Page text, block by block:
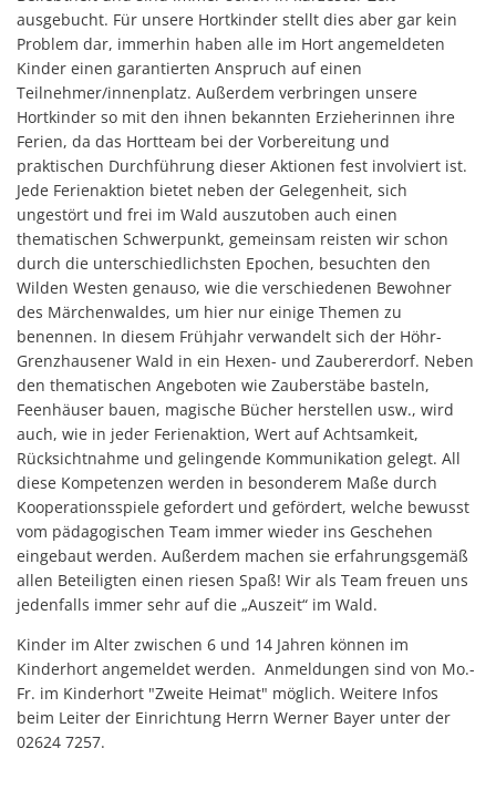
ausgebucht. Für unsere Hortkinder stellt dies aber gar kein
Problem dar, immerhin haben alle im Hort angemeldeten
Kinder einen garantierten Anspruch auf einen
Teilnehmer/innenplatz. Außerdem verbringen unsere
Hortkinder so mit den ihnen bekannten Erzieherinnen ihre
Ferien, da das Hortteam bei der Vorbereitung und
praktischen Durchführung dieser Aktionen fest involviert ist.
Jede Ferienaktion bietet neben der Gelegenheit, sich
ungestört und frei im Wald auszutoben auch einen
thematischen Schwerpunkt, gemeinsam reisten wir schon
durch die unterschiedlichsten Epochen, besuchten den
Wilden Westen genauso, wie die verschiedenen Bewohner
des Märchenwaldes, um hier nur einige Themen zu
benennen. In diesem Frühjahr verwandelt sich der Höhr-
Grenzhausener Wald in ein Hexen- und Zaubererdorf. Neben
den thematischen Angeboten wie Zauberstäbe basteln,
Feenhäuser bauen, magische Bücher herstellen usw., wird
auch, wie in jeder Ferienaktion, Wert auf Achtsamkeit,
Rücksichtnahme und gelingende Kommunikation gelegt. All
diese Kompetenzen werden in besonderem Maße durch
Kooperationsspiele gefordert und gefördert, welche bewusst
vom pädagogischen Team immer wieder ins Geschehen
eingebaut werden. Außerdem machen sie erfahrungsgemäß
allen Beteiligten einen riesen Spaß! Wir als Team freuen uns
jedenfalls immer sehr auf die „Auszeit“ im Wald.
Kinder im Alter zwischen 6 und 14 Jahren können im
Kinderhort angemeldet werden. Anmeldungen sind von Mo.-
Fr. im Kinderhort "Zweite Heimat" möglich. Weitere Infos
beim Leiter der Einrichtung Herrn Werner Bayer unter der
02624 7257.